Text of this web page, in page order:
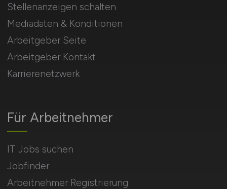
Für Arbeitnehmer
IT Jobs suchen
Jobfinder
Arbeitnehmer Registrierung
Stellenanzeigen schalten
Mediadaten & Konditionen
Arbeitgeber Seite
Arbeitgeber Kontakt
Karrierenetzwerk